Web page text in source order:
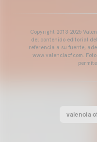
Copyright 2013-2025
del contenido editorial
referencia a su fuente,
www.valenciacf.com.
valencia